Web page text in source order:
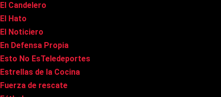
El Candelero
El Hato
El Noticiero
En Defensa Propia
Esto No EsTeledeportes
Estrellas de la Cocina
Fuerza de rescate